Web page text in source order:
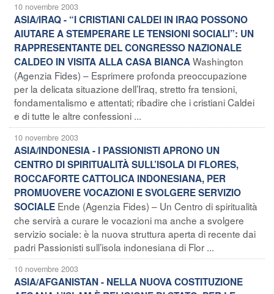
10 novembre 2003
ASIA/IRAQ - “I CRISTIANI CALDEI IN IRAQ POSSONO
AIUTARE A STEMPERARE LE TENSIONI SOCIALI”: UN
RAPPRESENTANTE DEL CONGRESSO NAZIONALE
CALDEO IN VISITA ALLA CASA BIANCAWashington
(Agenzia Fides) – Esprimere profonda preoccupazione
per la delicata situazione dell’Iraq, stretto fra tensioni,
fondamentalismo e attentati; ribadire che i cristiani Caldei
e di tutte le altre confessioni ...
10 novembre 2003
ASIA/INDONESIA - I PASSIONISTI APRONO UN
CENTRO DI SPIRITUALITÀ SULL’ISOLA DI FLORES,
ROCCAFORTE CATTOLICA INDONESIANA, PER
PROMUOVERE VOCAZIONI E SVOLGERE SERVIZIO
SOCIALE Ende (Agenzia Fides) – Un Centro di spiritualità
che servirà a curare le vocazioni ma anche a svolgere
servizio sociale: è la nuova struttura aperta di recente dai
padri Passionisti sull’isola indonesiana di Flor ...
10 novembre 2003
ASIA/AFGANISTAN - NELLA NUOVA COSTITUZIONE